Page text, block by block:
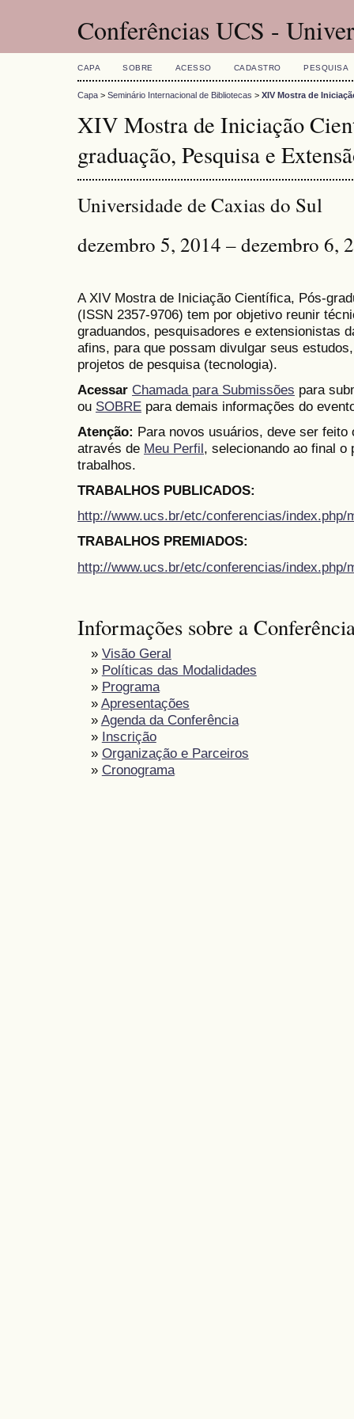
Conferências UCS -
CAPA SOBRE ACESSO CADASTRO PESQUISA
Capa > Seminário Internacional de Bibliotecas > XIV Mostra de
XIV Mostra de Iniciação
graduação, Pesquisa e
Universidade de Caxias do Sul
dezembro 5, 2014 – dezembro 6,
A XIV Mostra de Iniciação Científica, Pós-
(ISSN 2357-9706) tem por objetivo reunir
graduandos, pesquisadores e extensionistas
afins, para que possam divulgar seus
projetos de pesquisa (tecnologia).
Acessar Chamada para Submissões para
ou SOBRE para demais informações do
Atenção: Para novos usuários, deve ser
através de Meu Perfil, selecionando ao final o
trabalhos.
TRABALHOS PUBLICADOS:
http://www.ucs.br/etc/conferencias/
TRABALHOS PREMIADOS:
http://www.ucs.br/etc/conferencias/index.php/
Informações sobre a
» Visão Geral
» Políticas das Modalidades
» Programa
» Apresentações
» Agenda da Conferência
» Inscrição
» Organização e Parceiros
» Cronograma